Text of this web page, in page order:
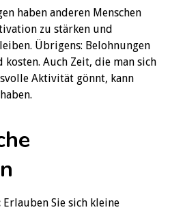
haben anderen Menschen
zu stärken und
Übrigens: Belohnungen
Auch Zeit, die man sich
Aktivität gönnt, kann
Erlauben Sie sich kleine